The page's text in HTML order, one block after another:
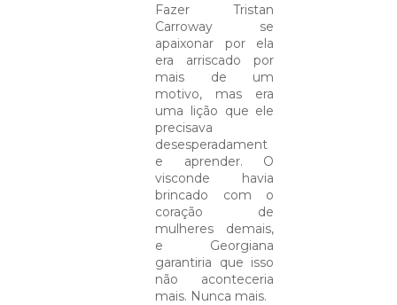
Fazer Tristan
Carroway se
apaixonar por ela
era arriscado por
mais de um
motivo, mas era
uma lição que ele
precisava
desesperadament
e aprender. O
visconde havia
brincado com o
coração de
mulheres demais,
e Georgiana
garantiria que isso
não aconteceria
mais. Nunca mais.